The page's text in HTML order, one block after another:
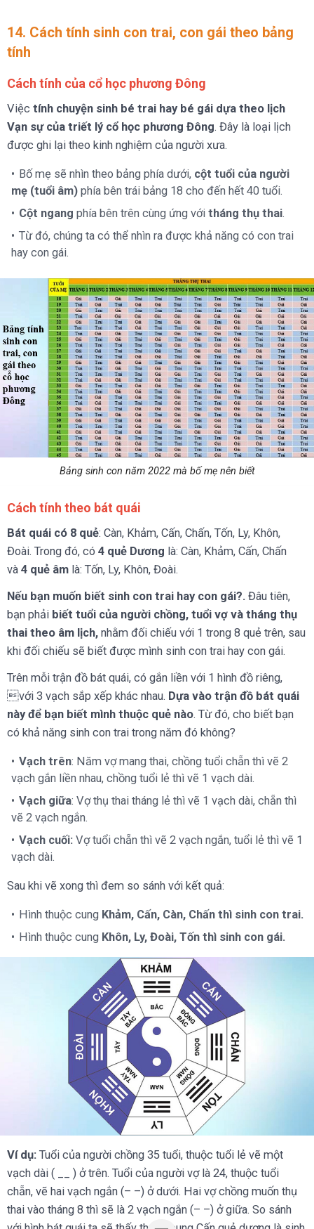
14. Cách tính sinh con trai, con gái theo bảng
tính
Cách tính của cổ học phương Đông
Việc tính chuyện sinh bé trai hay bé gái dựa theo lịch
Vạn sự của triết lý cổ học phương Đông. Đây là loại lịch
được ghi lại theo kinh nghiệm của người xưa.
Bố mẹ sẽ nhìn theo bảng phía dưới, cột tuổi của người
mẹ (tuổi âm) phía bên trái bảng 18 cho đến hết 40 tuổi.
Cột ngang phía bên trên cùng ứng với tháng thụ thai.
Từ đó, chúng ta có thể nhìn ra được khả năng có con trai
hay con gái.
Bảng sinh con năm 2022 mà bố mẹ nên biết
Cách tính theo bát quái
Bát quái có 8 quẻ: Càn, Khảm, Cấn, Chấn, Tốn, Ly, Khôn,
Đoài. Trong đó, có 4 quẻ Dương là: Càn, Khảm, Cấn, Chấn
và 4 quẻ âm là: Tốn, Ly, Khôn, Đoài.
Nếu bạn muốn biết sinh con trai hay con gái?. Đâu tiên,
bạn phải biết tuổi của người chồng, tuổi vợ và tháng thụ
thai theo âm lịch, nhằm đối chiếu với 1 trong 8 quẻ trên, sau
khi đối chiếu sẽ biết được mình sinh con trai hay con gái.
Trên mỗi trận đồ bát quái, có gắn liền với 1 hình đồ riêng,
với 3 vạch sắp xếp khác nhau. Dựa vào trận đồ bát quái
này để bạn biết mình thuộc quẻ nào. Từ đó, cho biết bạn
có khả năng sinh con trai trong năm đó không?
Vạch trên: Năm vợ mang thai, chồng tuổi chẵn thì vẽ 2
vạch gắn liền nhau, chồng tuổi lẻ thì vẽ 1 vạch dài.
Vạch giữa: Vợ thụ thai tháng lẻ thì vẽ 1 vạch dài, chẵn thì
vẽ 2 vạch ngắn.
Vạch cuối: Vợ tuổi chẵn thì vẽ 2 vạch ngắn, tuổi lẻ thì vẽ 1
vạch dài.
Sau khi vẽ xong thì đem so sánh với kết quả:
Hình thuộc cung Khảm, Cấn, Càn, Chấn thì sinh con trai.
Hình thuộc cung Khôn, Ly, Đoài, Tốn thì sinh con gái.
Ví dụ: Tuổi của người chồng 35 tuổi, thuộc tuổi lẻ vẽ một
vạch dài ( __ ) ở trên. Tuổi của người vợ là 24, thuộc tuổi
chẵn, vẽ hai vạch ngắn (– –) ở dưới. Hai vợ chồng muốn thụ
thai vào tháng 8 thì sẽ là 2 vạch ngắn (– –) ở giữa. So sánh